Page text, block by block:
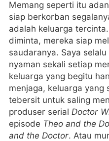
Memang seperti itu
siap berkorban
adalah keluarga
diminta, mereka siap
saudaranya. Saya
nyaman sekali setiap
keluarga yang begitu
menjaga, keluarga yang
tebersit untuk saling
produser serial Doctor
episode Theo and the
and the Doctor. Atau